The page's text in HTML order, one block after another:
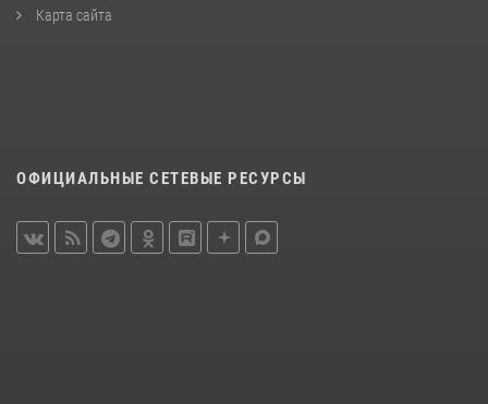
Карта сайта
ОФИЦИАЛЬНЫЕ СЕТЕВЫЕ РЕСУРСЫ